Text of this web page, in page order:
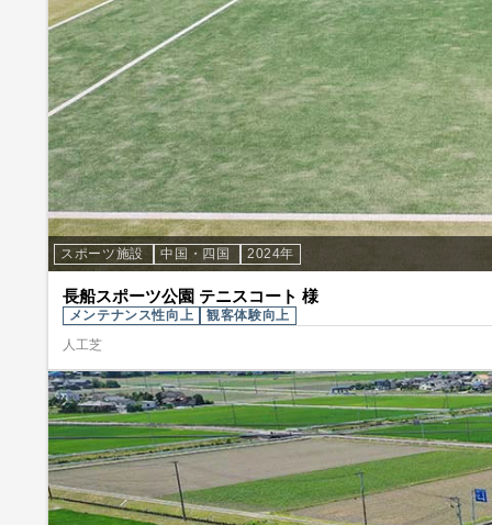
スポーツ施設 中国・四国 2024年
長船スポーツ公園 テニスコート 様
メンテナンス性向上
観客体験向上
人工芝